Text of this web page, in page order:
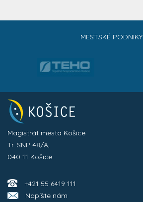
MESTSKÉ PODNIKY
Magistrát mesta Košice
Tr. SNP 48/A,
040 11 Košice
+421 55 6419 111
Napíšte nám